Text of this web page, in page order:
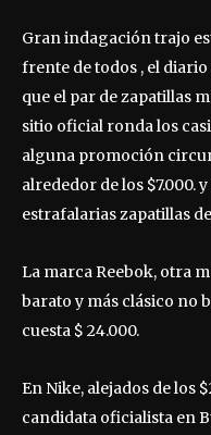
Gran indagación trajo
frente de todos , el
que el par de zapatillas
sitio oficial ronda los
alguna promoción
alrededor de los $7.000.
estrafalarias zapatillas
La marca Reebok, otra
barato y más clásico no
cuesta $ 24.000.
En Nike, alejados de los
candidata oficialista en